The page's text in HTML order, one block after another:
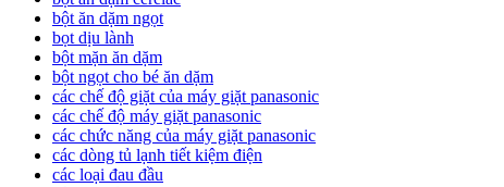
bột ăn dặm ngọt
bọt dịu lành
bột mặn ăn dặm
bột ngọt cho bé ăn dặm
các chế độ giặt của máy giặt panasonic
các chế độ máy giặt panasonic
các chức năng của máy giặt panasonic
các dòng tủ lạnh tiết kiệm điện
các loại đau đầu